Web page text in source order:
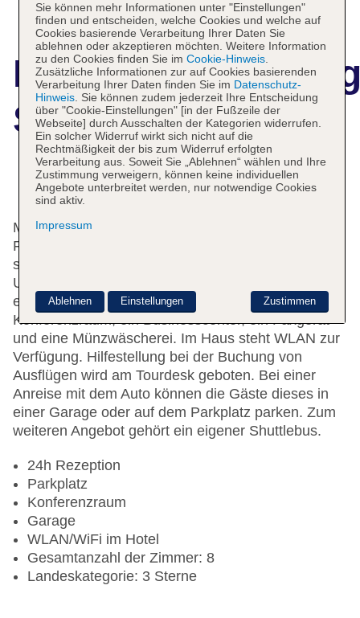
Split Apartments
Das bietet Ihre Unterkunft
Mehrsprachiges Personal (Englisch, Deutsch,
Französisch) an der Rezeption im Empfangsbereich
steht zur Seite beim Ein- und Auschecken. Die
Unterbringung bietet eine Gepäckaufbewahrung,
einen Transferservice, einen Wäscheservice, einen
Konferenzraum, ein Businesscenter, ein Faxgerät
und eine Münzwäscherei. Im Haus steht WLAN zur
Verfügung. Hilfestellung bei der Buchung von
Ausflügen wird am Tourdesk geboten. Bei einer
Anreise mit dem Auto können die Gäste dieses in
einer Garage oder auf dem Parkplatz parken. Zum
weiteren Angebot gehört ein eigener Shuttlebus.
24h Rezeption
Parkplatz
Konferenzraum
Garage
WLAN/WiFi im Hotel
Gesamtanzahl der Zimmer: 8
Landeskategorie: 3 Sterne
Sie können mehr Informationen unter "Einstellungen"
finden und entscheiden, welche Cookies und welche auf
Cookies basierende Verarbeitung Ihrer Daten Sie
ablehnen oder akzeptieren möchten. Weitere Information
zu den Cookies finden Sie im Cookie-Hinweis.
Zusätzliche Informationen zur auf Cookies basierenden
Verarbeitung Ihrer Daten finden Sie im Datenschutz-
Hinweis. Sie können zudem jederzeit Ihre Entscheidung
über "Cookie-Einstellungen" [in der Fußzeile der
Webseite] durch Ausschalten der Kategorien widerrufen.
Ein solcher Widerruf wirkt sich nicht auf die
Rechtmäßigkeit der bis zum Widerruf erfolgten
Verarbeitung aus. Soweit Sie „Ablehnen“ wählen und Ihre
Zustimmung verweigern, können keine individuellen
Angebote unterbreitet werden, nur notwendige Cookies
sind aktiv.
Impressum
Zustimmen
Ablehnen Einstellungen